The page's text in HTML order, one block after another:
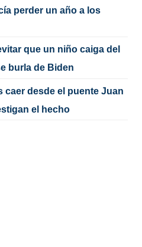
perder un año a los
que un niño caiga del
burla de Biden
caer desde el puente Juan
el hecho